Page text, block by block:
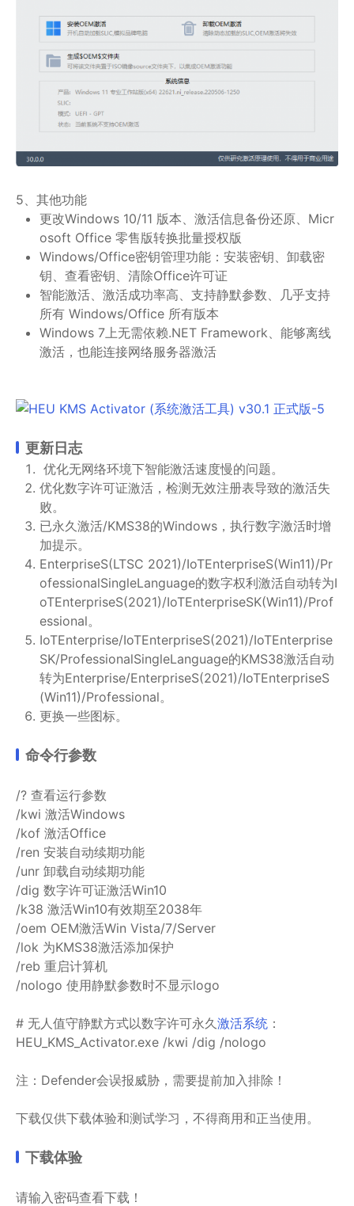
5、其他功能
更改Windows 10/11 版本、激活信息备份还原、Micr
osoft Office 零售版转换批量授权版
Windows/Office密钥管理功能：安装密钥、卸载密
钥、查看密钥、清除Office许可证
智能激活、激活成功率高、支持静默参数、几乎支持
所有 Windows/Office 所有版本
Windows 7上无需依赖.NET Framework、能够离线
激活，也能连接网络服务器激活
更新日志
优化无网络环境下智能激活速度慢的问题。
优化数字许可证激活，检测无效注册表导致的激活失
败。
已永久激活/KMS38的Windows，执行数字激活时增
加提示。
EnterpriseS(LTSC 2021)/IoTEnterpriseS(Win11)/Pr
ofessionalSingleLanguage的数字权利激活自动转为I
oTEnterpriseS(2021)/IoTEnterpriseSK(Win11)/Prof
essional。
IoTEnterprise/IoTEnterpriseS(2021)/IoTEnterprise
SK/ProfessionalSingleLanguage的KMS38激活自动
转为Enterprise/EnterpriseS(2021)/IoTEnterpriseS
(Win11)/Professional。
更换一些图标。
命令行参数
/? 查看运行参数
/kwi 激活Windows
/kof 激活Office
/ren 安装自动续期功能
/unr 卸载自动续期功能
/dig 数字许可证激活Win10
/k38 激活Win10有效期至2038年
/oem OEM激活Win Vista/7/Server
/lok 为KMS38激活添加保护
/reb 重启计算机
/nologo 使用静默参数时不显示logo
# 无人值守静默方式以数字许可永久激活系统 ：
HEU_KMS_Activator.exe /kwi /dig /nologo
注：Defender会误报威胁，需要提前加入排除！
下载仅供下载体验和测试学习，不得商用和正当使用。
下载体验
请输入密码查看下载！